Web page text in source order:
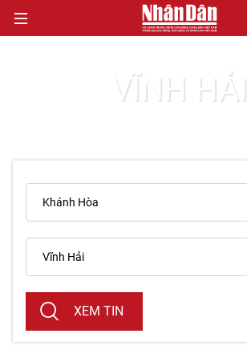
VĂN HÓA
XÃ HỘI
PHÁP LUẬT
DU LỊCH
THẾ GIỚI
VĨNH HẢI
XEM TIN